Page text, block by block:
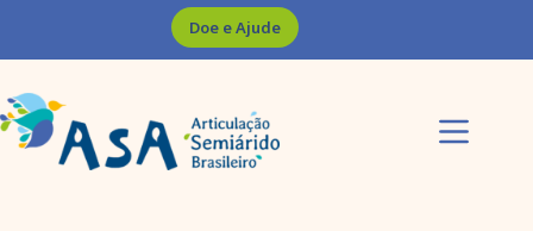
Doe e Ajude